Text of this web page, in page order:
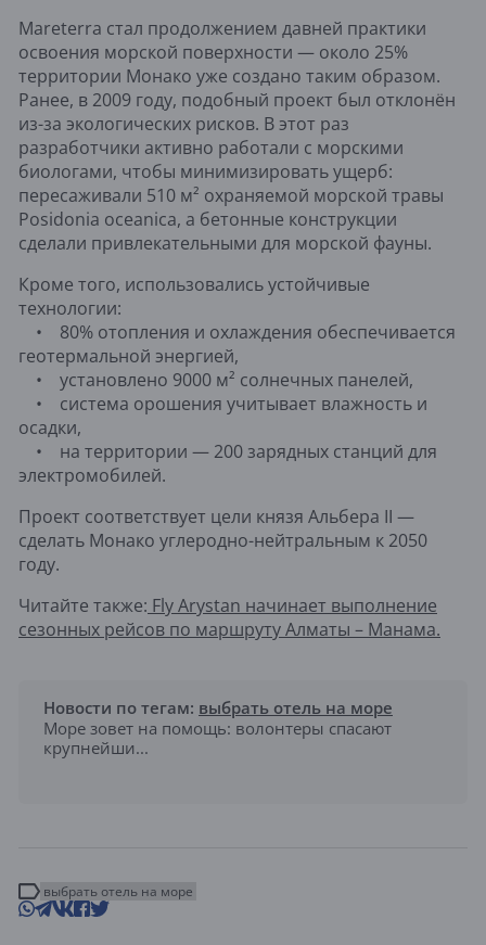
Mareterra стал продолжением давней практики
освоения морской поверхности — около 25%
территории Монако уже создано таким образом.
Ранее, в 2009 году, подобный проект был отклонён
из-за экологических рисков. В этот раз
разработчики активно работали с морскими
биологами, чтобы минимизировать ущерб:
пересаживали 510 м² охраняемой морской травы
Posidonia oceanica, а бетонные конструкции
сделали привлекательными для морской фауны.
Кроме того, использовались устойчивые
технологии:
• 80% отопления и охлаждения обеспечивается
геотермальной энергией,
• установлено 9000 м² солнечных панелей,
• система орошения учитывает влажность и
осадки,
• на территории — 200 зарядных станций для
электромобилей.
Проект соответствует цели князя Альбера II —
сделать Монако углеродно-нейтральным к 2050
году.
Читайте также: Fly Arystan начинает выполнение
сезонных рейсов по маршруту Алматы – Манама.
Новости по тегам: выбрать отель на море
Море зовет на помощь: волонтеры спасают
крупнейши...
выбрать отель на море